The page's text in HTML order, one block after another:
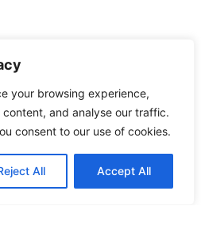
your browsing experience,
and analyse our traffic.
consent to our use of cookies.
All Accept All